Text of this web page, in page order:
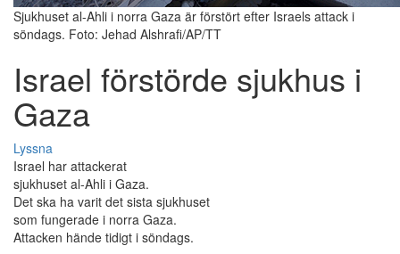
Sjukhuset al-Ahli i norra Gaza är förstört efter Israels attack i
söndags. Foto: Jehad Alshrafi/AP/TT
Israel förstörde sjukhus i
Gaza
Lyssna
Israel har attackerat
sjukhuset al-Ahli i Gaza.
Det ska ha varit det sista sjukhuset
som fungerade i norra Gaza.
Attacken hände tidigt i söndags.